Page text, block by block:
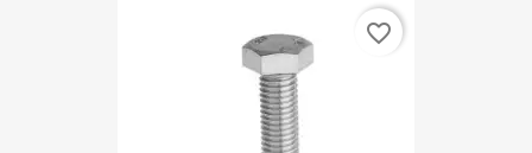
favorite_border